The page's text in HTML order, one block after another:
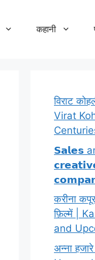
कहानी
विराट
Virat
𝗦𝗮𝗹𝗲𝘀
करीना
फ़िल्में |
and
अन्ना